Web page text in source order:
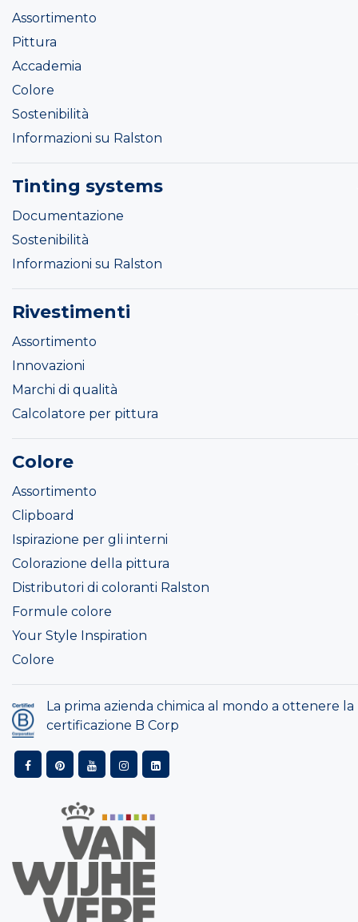
Assortimento
Pittura
Accademia
Colore
Sostenibilità
Informazioni su Ralston
Tinting systems
Documentazione
Sostenibilità
Informazioni su Ralston
Rivestimenti
Assortimento
Innovazioni
Marchi di qualità
Calcolatore per pittura
Colore
Assortimento
Clipboard
Ispirazione per gli interni
Colorazione della pittura
Distributori di coloranti Ralston
Formule colore
Your Style Inspiration
Colore
La prima azienda chimica al mondo a ottenere la
certificazione B Corp